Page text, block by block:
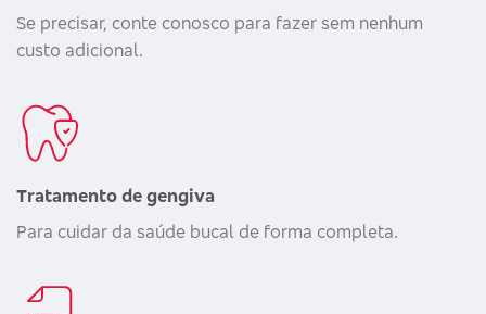
Se precisar, conte conosco para fazer sem nenhum
custo adicional.
Tratamento de gengiva
Para cuidar da saúde bucal de forma completa.